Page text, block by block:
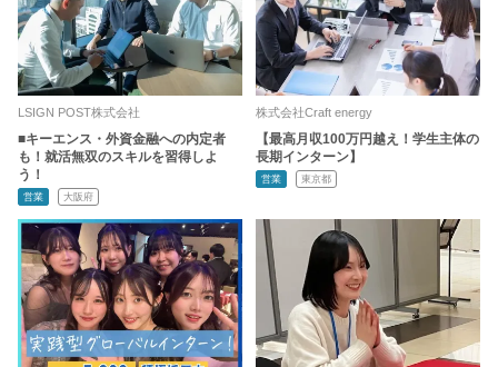
LSIGN POST株式会社
■キーエンス・外資金融への内定者
も！就活無双のスキルを習得しよ
う！
営業 大阪府
株式会社Craft energy
【最高月収100万円越え！学生主体の
長期インターン】
営業 東京都